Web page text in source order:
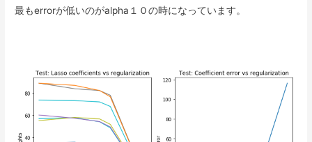
最もerrorが低いのがalpha１０の時になっています。